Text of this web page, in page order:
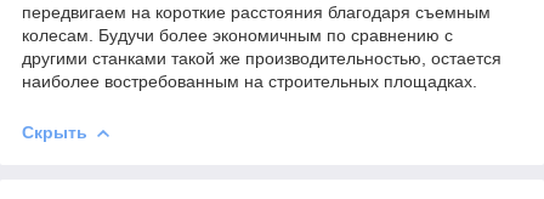
передвигаем на короткие расстояния благодаря съемным
колесам. Будучи более экономичным по сравнению с
другими станками такой же производительностью, остается
наиболее востребованным на строительных площадках.
Скрыть